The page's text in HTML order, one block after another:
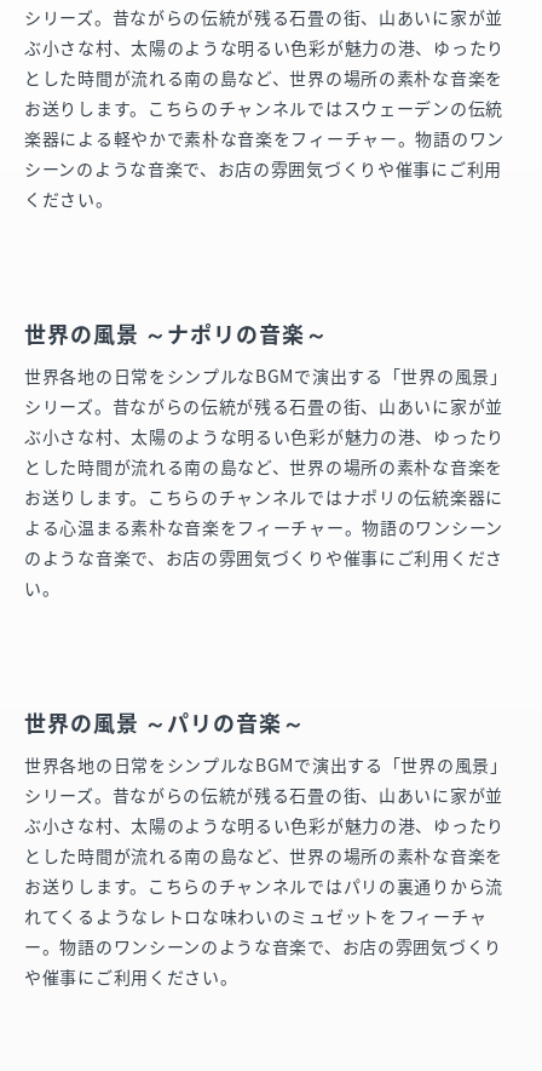
シリーズ。昔ながらの伝統が残る石畳の街、山あいに家が並
ぶ小さな村、太陽のような明るい色彩が魅力の港、ゆったり
とした時間が流れる南の島など、世界の場所の素朴な音楽を
お送りします。こちらのチャンネルではスウェーデンの伝統
楽器による軽やかで素朴な音楽をフィーチャー。物語のワン
シーンのような音楽で、お店の雰囲気づくりや催事にご利用
ください。
世界の風景 ～ナポリの音楽～
世界各地の日常をシンプルなBGMで演出する「世界の風景」
シリーズ。昔ながらの伝統が残る石畳の街、山あいに家が並
ぶ小さな村、太陽のような明るい色彩が魅力の港、ゆったり
とした時間が流れる南の島など、世界の場所の素朴な音楽を
お送りします。こちらのチャンネルではナポリの伝統楽器に
よる心温まる素朴な音楽をフィーチャー。物語のワンシーン
のような音楽で、お店の雰囲気づくりや催事にご利用くださ
い。
世界の風景 ～パリの音楽～
世界各地の日常をシンプルなBGMで演出する「世界の風景」
シリーズ。昔ながらの伝統が残る石畳の街、山あいに家が並
ぶ小さな村、太陽のような明るい色彩が魅力の港、ゆったり
とした時間が流れる南の島など、世界の場所の素朴な音楽を
お送りします。こちらのチャンネルではパリの裏通りから流
れてくるようなレトロな味わいのミュゼットをフィーチャ
ー。物語のワンシーンのような音楽で、お店の雰囲気づくり
や催事にご利用ください。